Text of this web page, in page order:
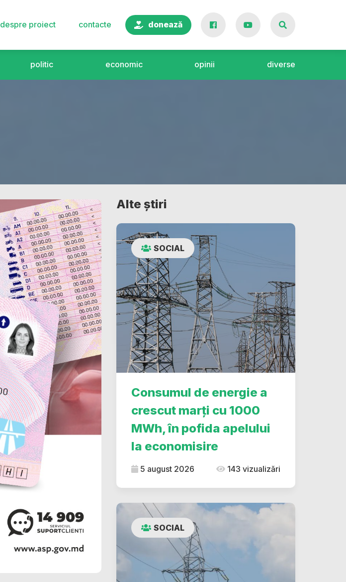
despre proiect contacte donează
politic economic opinii diverse
Alte știri
SOCIAL
Consumul de energie a
crescut marți cu 1000
MWh, în pofida apelului
la economisire
5 august 2026 143 vizualizări
SOCIAL